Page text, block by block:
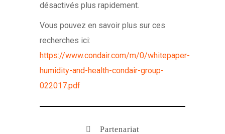
désactivés plus rapidement.
Vous pouvez en savoir plus sur ces
recherches ici:
https://www.condair.com/m/0/whitepaper-
humidity-and-health-condair-group-
022017.pdf
Partenariat